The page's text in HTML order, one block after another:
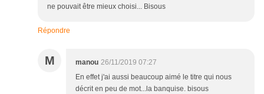
ne pouvait être mieux choisi... Bisous
Répondre
M manou 26/11/2019 07:27
En effet j'ai aussi beaucoup aimé le titre qui nous
décrit en peu de mot...la banquise. bisous